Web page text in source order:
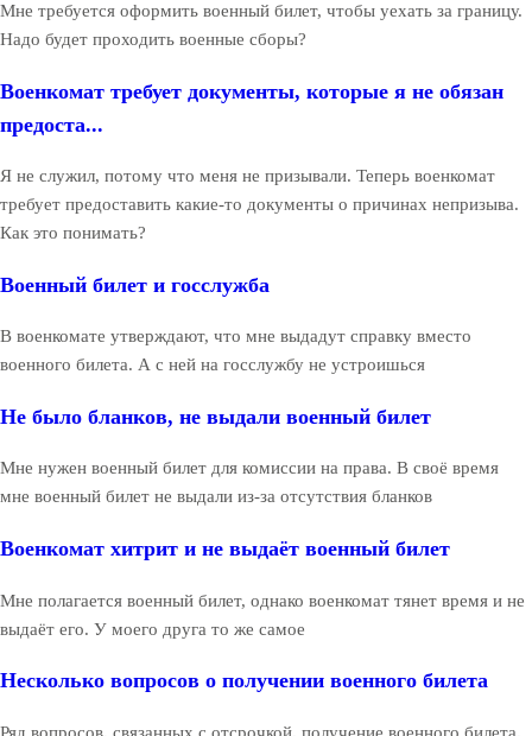
Мне требуется оформить военный билет, чтобы уехать за границу.
Надо будет проходить военные сборы?
Военкомат требует документы, которые я не обязан
предоста...
Я не служил, потому что меня не призывали. Теперь военкомат
требует предоставить какие-то документы о причинах непризыва.
Как это понимать?
Военный билет и госслужба
В военкомате утверждают, что мне выдадут справку вместо
военного билета. А с ней на госслужбу не устроишься
Не было бланков, не выдали военный билет
Мне нужен военный билет для комиссии на права. В своё время
мне военный билет не выдали из-за отсутствия бланков
Военкомат хитрит и не выдаёт военный билет
Мне полагается военный билет, однако военкомат тянет время и не
выдаёт его. У моего друга то же самое
Несколько вопросов о получении военного билета
Ряд вопросов, связанных с отсрочкой, получение военного билета,